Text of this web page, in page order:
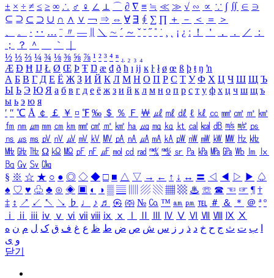
± × ÷ ≠ ≤ ≥ ∞ ∴ ♂ ♀ ∠ ⊥ ⌒ ∂ ∇ ≡ ≒ ≪ ≫ √ ∽ ∝ ∵ ∫ ∬ ∈ ∋
⊆ ⊇ ⊂ ⊃ ∪ ∩ ∧ ∨ ￢ ⇒ ⇔ ∀ ∃ ∮ ∑ ∏ ＋ － ＜ ＝
＞
、
。 · ‥ … ¨ 〃 ― ＼ ∼ ´ ～ ˇ ˘ ˝ ˚ ˙ ¸ ¡ ¿ ː ！ ＇ ， ． ／
：
；
？ ＾ ｀
½ ⅓ ⅔ ¼ ¾ ⅛ ⅜ ⅝ ⅞ ¹ ² ³ ⁴ ⁿ ₁ ₂ ₃ ₄
Æ Ð Ħ Ĳ Ł Ø Œ Þ Ŧ Ŋ æ đ ð ħ ı ĳ ĸ ŀ ł ø œ ß þ ŧ ŋ ŉ
А Б В Г Д Е Ё Ж З И Й К Л М Н О П Р С Т У Ф Х Ц Ч Ш Щ Ъ
Ы Ь Э Ю Я а б в г д е ё ж з и й к л м н о п р с т у ф х ц ч ш щ ъ
ы ь э ю я
′ ″ ℃ Å ￠ ￡ ￥ ¤ ℉ ‰ ＄ ％ Ｆ ￦ ㎕ ㎖ ㎗ ℓ ㎘ ㏄ ㎣ ㎤ ㎥ ㎦
㎙ ㎚ ㎛ ㎜ ㎝ ㎞ ㎟ ㎠ ㎡ ㎢ ㏊ ㎍ ㎎ ㎏ ㏏ ㎈ ㎉ ㏈ ㎧ ㎨ ㎰
㎱ ㎲ ㎳ ㎴ ㎵ ㎶ ㎷ ㎸ ㎹ ㎀ ㎁ ㎂ ㎃ ㎄ ㎺ ㎻ ㎽ ㎾ ㎿ ㎐ ㎑
㎒ ㎓ ㎔ Ω ㏀ ㏁ ㎊ ㎋ ㎌ ㏖ ㏅ ㎭ ㎮ ㎯ ㏛ ㎩ ㎪ ㎫ ㎬ ㏝ ㏐
㏓
㏃ ㏉ ㏜ ㏆
§ ※ ☆ ★ ○ ● ◎ ◇ ◆ □ ■ △ ▽ → ← ↑ ↓ ↔ 〓 ◁ ◀ ▷ ▶ ♤
♠ ♡ ♥ ♧ ♣ ⊙ ◈ ▣ ◐ ◑ ▒ ▤ ▨ ▧ ▦ ▩ ♨ ☏ ☎ ☜ ☞ ¶ †
‡ ↕ ↗ ↙ ↖ ↘ ♭ ♩ ♪ ♬ ㉿ ㈜ № ㏇ ™ ㏂ ㏘ ℡ ＃ ＆ ＊ ＠ ª º
ⅰ
ⅱ ⅲ ⅳ ⅴ ⅵ ⅶ ⅷ ⅸ ⅹ Ⅳ Ⅴ Ⅵ Ⅶ Ⅷ Ⅸ Ⅹ
ب ت ث ج ح خ د ذ ر ز س ش ص ض ط ظ ع غ ف ق ک ل م ن ه
و ی
닫기